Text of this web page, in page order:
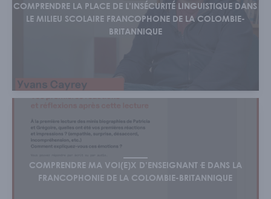
COMPRENDRE LA PLACE DE L’INSÉCURITÉ LINGUISTIQUE DANS
LE MILIEU SCOLAIRE FRANCOPHONE DE LA COLOMBIE-
BRITANNIQUE
COMPRENDRE MA VOI(E)X D’ENSEIGNANT·E DANS LA
FRANCOPHONIE DE LA COLOMBIE-BRITANNIQUE